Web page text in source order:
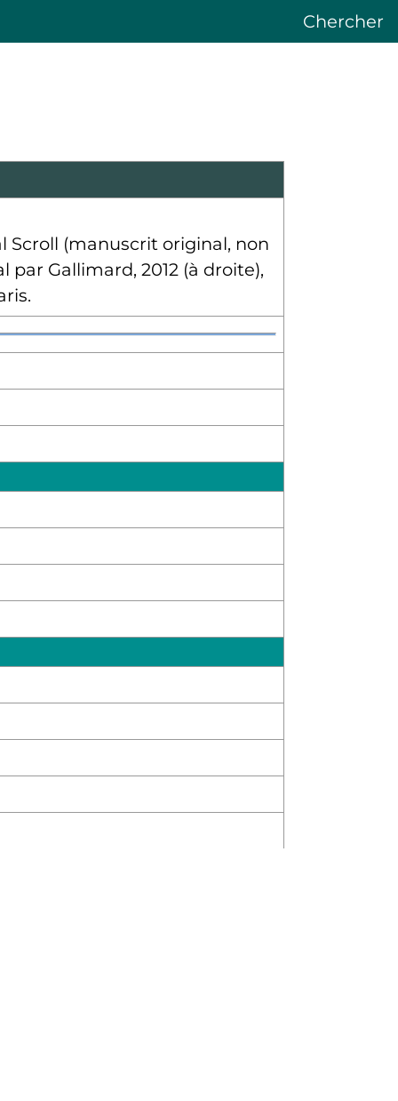
Chercher
Scroll (manuscrit original, non
Gallimard, 2012 (à droite),